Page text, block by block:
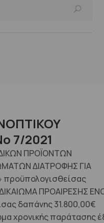
7/2021
ΠΡΟΪΟΝΤΩΝ
ΔΙΑΤΡΟΦΗΣ ΓΙΑ
ΠΡΟΑΙΡΕΣΗΣ
δαπάνης 31.800,00€
χρονικής παράτασης